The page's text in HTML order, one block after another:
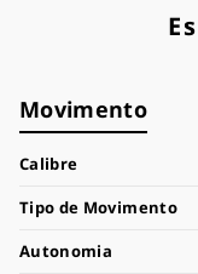
Movimento
Calibre
Tipo de Movimento
Autonomia